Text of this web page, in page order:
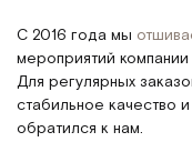
С 2016 года мы
мероприятий
Для регулярных
стабильное качество
обратился к нам.